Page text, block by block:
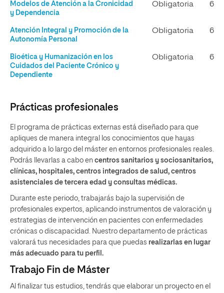
Modelos de Atención a la Cronicidad
y Dependencia
Obligatoria 6
Atención Integral y Promoción de la
Autonomía Personal
Obligatoria 6
Bioética y Humanización en los
Cuidados del Paciente Crónico y
Dependiente
Obligatoria 6
Prácticas profesionales
El programa de prácticas externas está diseñado para que
apliques de manera integral los conocimientos que hayas
adquirido a lo largo del máster en entornos profesionales reales.
Podrás llevarlas a cabo en centros sanitarios y sociosanitarios,
clínicas, hospitales, centros integrados de salud, centros
asistenciales de tercera edad y consultas médicas.
Durante este periodo, trabajarás bajo la supervisión de
profesionales expertos, aplicando instrumentos de valoración y
estrategias de intervención en pacientes con enfermedades
crónicas o discapacidad. Nuestro departamento de prácticas
valorará tus necesidades para que puedas realizarlas en lugar
más adecuado para tu perfil.
Trabajo Fin de Máster
Al finalizar tus estudios, tendrás que elaborar un proyecto en el